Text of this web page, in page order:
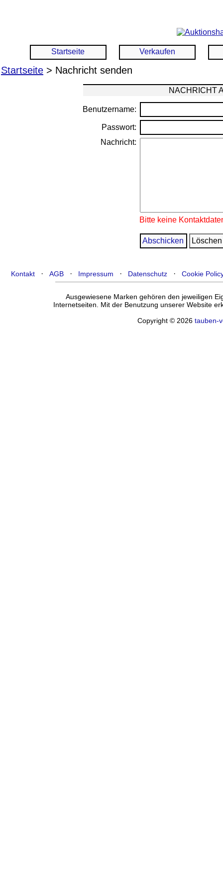
Startseite Verkaufen
Startseite > Nachricht senden
NACHRICHT
Benutzername:
Passwort:
Nachricht:
Bitte keine
Kontakt ·AGB · Impressum · Datenschutz ·Cookie
Ausgewiesene Marken gehören den jeweiligen
Internetseiten. Mit der Benutzung unserer Website
Copyright © 2026tauben-